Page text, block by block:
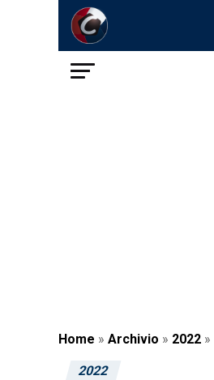
Home » Archivio » 2022 »
2022